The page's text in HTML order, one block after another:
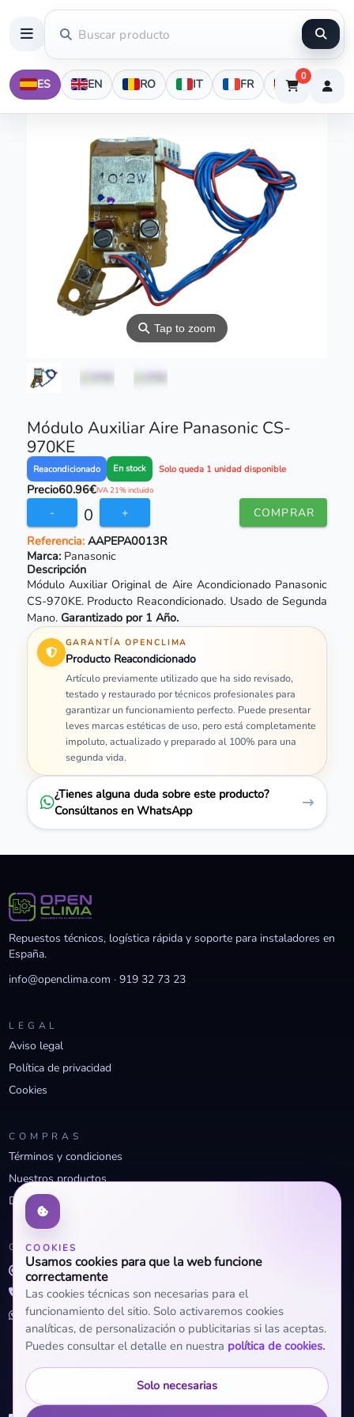
ES EN RO IT FR DE
0
⚲Tap to zoom
Módulo Auxiliar Aire Panasonic CS-
970KE
Reacondicionado En stock Solo queda 1 unidad disponible
Precio60.96€IVA 21% incluido
- 0 + COMPRAR
Referencia:AAPEPA0013R
Marca: Panasonic
Descripción
Módulo Auxiliar Original de Aire Acondicionado Panasonic
CS-970KE. Producto Reacondicionado. Usado de Segunda
Mano. Garantizado por 1 Año.
GARANTÍA OPENCLIMA
Producto Reacondicionado
Artículo previamente utilizado que ha sido revisado,
testado y restaurado por técnicos profesionales para
garantizar un funcionamiento perfecto. Puede presentar
leves marcas estéticas de uso, pero está completamente
impoluto, actualizado y preparado al 100% para una
segunda vida.
¿Tienes alguna duda sobre este producto?
Consúltanos en WhatsApp
COOKIES
Usamos cookies para que la web funcione
correctamente
Las cookies técnicas son necesarias para el
funcionamiento del sitio. Solo activaremos cookies
analíticas, de personalización o publicitarias si las aceptas.
Puedes consultar el detalle en nuestra política de cookies.
Solo necesarias
Repuestos técnicos, logística rápida y soporte para instaladores en
España.
info@openclima.com ·919 32 73 23
LEGAL
Aviso legal
Política de privacidad
Cookies
COMPRAS
Términos y condiciones
Nuestros productos
Descuentos profesionales
CONTACTO
info@openclima.com
919 32 73 23
+34 623 56 04 93 (WhatsApp)